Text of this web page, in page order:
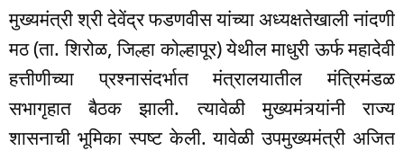
मुख्यमंत्री श्री देवेंद्र फडणवीस यांच्या अध्यक्षतेखाली नांदणी
मठ (ता. शिरोळ, जिल्हा कोल्हापूर) येथील माधुरी ऊर्फ महादेवी
हत्तीणीच्या प्रश्नासंदर्भात मंत्रालयातील मंत्रिमंडळ
सभागृहात बैठक झाली. त्यावेळी मुख्यमंत्र्यांनी राज्य
शासनाची भूमिका स्पष्ट केली. यावेळी उपमुख्यमंत्री अजित